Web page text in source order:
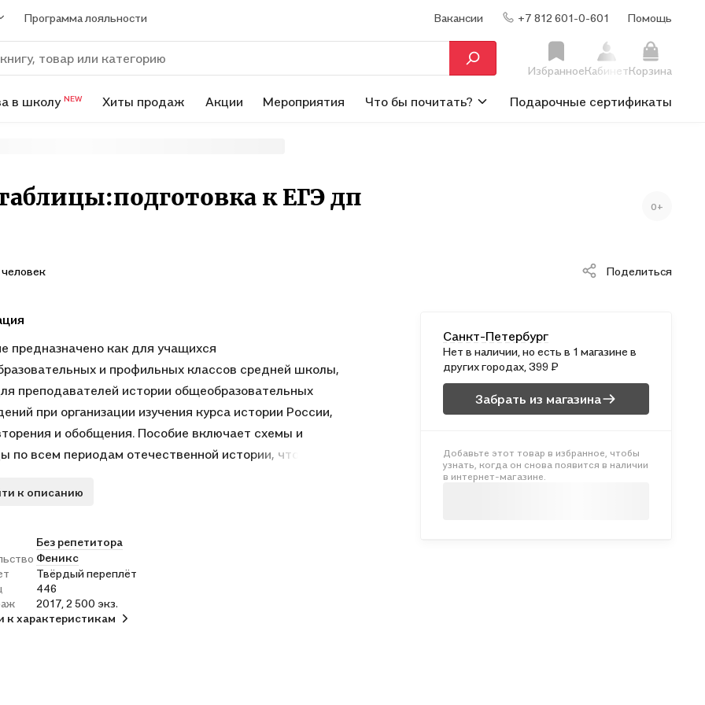
Программа лояльности Вакансии +7 812 601-0-601 Помощь
ИзбранноеКабинетКорзина
в школу NEW Хиты продаж Акции Мероприятия Что бы почитать? Подарочные сертификаты
к ЕГЭ дп 0+
Поделиться
предназначено как для учащихся
и профильных классов средней школы,
преподавателей истории общеобразовательных
при организации изучения курса истории России,
и обобщения. Пособие включает схемы и
по всем периодам отечественной истории, что
необходимости своевременно восполнить
графического характера позволяет лучше понять и
учебный материал, способствует формированию у
информационно-коммуникативных компетенций.
является универсальным подспорьем в процессе
и совершенствования у учеников исторических
к описанию
Без репетитора
Феникс
Твёрдый переплёт
446
2017, 2 500 экз.
к характеристикам
Санкт-Петербург
Нет в наличии, но есть в 1 магазине в
других городах, 399 ₽
Забрать из магазина
Добавьте этот товар в избранное, чтобы
узнать, когда он снова появится в наличии
в интернет-магазине.